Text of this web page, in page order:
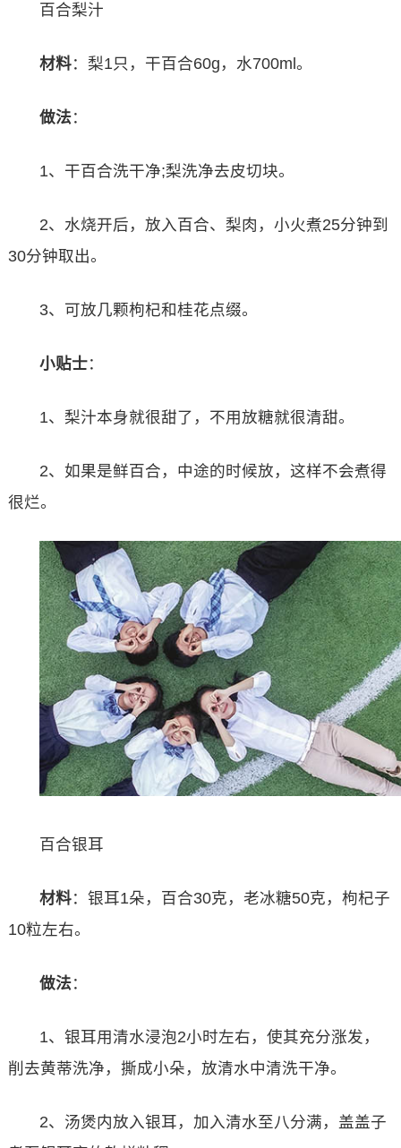
百合梨汁
材料：梨1只，干百合60g，水700ml。
做法：
1、干百合洗干净;梨洗净去皮切块。
2、水烧开后，放入百合、梨肉，小火煮25分钟到
30分钟取出。
3、可放几颗枸杞和桂花点缀。
小贴士：
1、梨汁本身就很甜了，不用放糖就很清甜。
2、如果是鲜百合，中途的时候放，这样不会煮得
很烂。
百合银耳
材料：银耳1朵，百合30克，老冰糖50克，枸杞子
10粒左右。
做法：
1、银耳用清水浸泡2小时左右，使其充分涨发，
削去黄蒂洗净，撕成小朵，放清水中清洗干净。
2、汤煲内放入银耳，加入清水至八分满，盖盖子